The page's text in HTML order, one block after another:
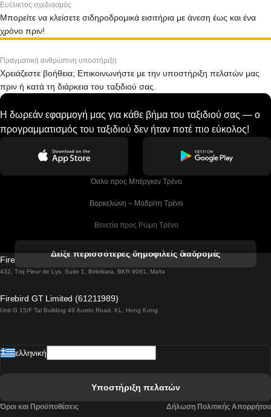
Ευέλικτος σχεδιασμός
Μπορείτε να κλείσετε σιδηροδρομικά εισιτήρια με άνεση έως και ένα
χρόνο πριν!
Πραγματική ανθρώπινη υποστήριξη
Χρειάζεστε βοήθεια; Επικοινωνήστε με την υποστήριξη πελατών μας
πριν ή κατά τη διάρκεια του ταξιδιού σας.
Η δωρεάν εφαρμογή μας για κάθε βήμα του ταξιδιού σας — ο
προγραμματισμός του ταξιδιού δεν ήταν ποτέ πιο εύκολος!
Όσλο προς Μπέργκεν Tρένο
Βαρκελώνη – Μαδρίτη Tρένο
Βενετία προς Ρώμη Τρένο
Βιέννη προς Σάλτσμπουργκ Τρένα
Βουδαπέστη προς Πράγα Tρένο
Δείξε περισσότερες δημοφιλείς διαδρομές
Firebird GT Limited (OC 1451)
432, Triq Fleur de Lys, Suite 1, Birkirkara, BKR 9061, Malta
Firebird GT Limited (61211989)
Unit G 15/F Tal Building 49 Austin Road, KL, Hong Kong
ελληνική
Υποστήριξη πελατών
Όροι και Προϋποθέσεις Δήλωση Πολιτικής Απορρήτου